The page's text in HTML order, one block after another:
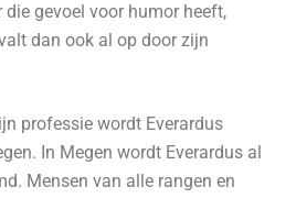
die gevoel voor humor heeft,
dan ook al op door zijn
professie wordt Everardus
In Megen wordt Everardus al
Mensen van alle rangen en